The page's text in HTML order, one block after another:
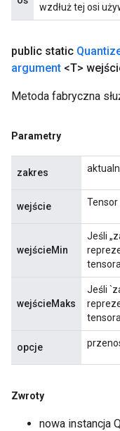
wzdłuż tej osi
public static
argument <T>
Metoda fabryczna
Parametry
zakres
wejście Tensor
wejścieMin
Jeśli
wejścieMaks
Jeśli
opcje
Zwroty
nowa instancja